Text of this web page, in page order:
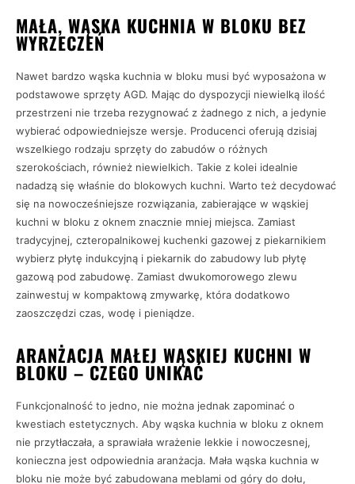
MAŁA, WĄSKA KUCHNIA W BLOKU BEZ
WYRZECZEŃ
Nawet bardzo wąska kuchnia w bloku musi być wyposażona w
podstawowe sprzęty AGD. Mając do dyspozycji niewielką ilość
przestrzeni nie trzeba rezygnować z żadnego z nich, a jedynie
wybierać odpowiedniejsze wersje. Producenci oferują dzisiaj
wszelkiego rodzaju sprzęty do zabudów o różnych
szerokościach, również niewielkich. Takie z kolei idealnie
nadadzą się właśnie do blokowych kuchni. Warto też decydować
się na nowocześniejsze rozwiązania, zabierające w wąskiej
kuchni w bloku z oknem znacznie mniej miejsca. Zamiast
tradycyjnej, czteropalnikowej kuchenki gazowej z piekarnikiem
wybierz płytę indukcyjną i piekarnik do zabudowy lub płytę
gazową pod zabudowę. Zamiast dwukomorowego zlewu
zainwestuj w kompaktową zmywarkę, która dodatkowo
zaoszczędzi czas, wodę i pieniądze.
ARANŻACJA MAŁEJ WĄSKIEJ KUCHNI W
BLOKU – CZEGO UNIKAĆ
Funkcjonalność to jedno, nie można jednak zapominać o
kwestiach estetycznych. Aby wąska kuchnia w bloku z oknem
nie przytłaczała, a sprawiała wrażenie lekkie i nowoczesnej,
konieczna jest odpowiednia aranżacja. Mała wąska kuchnia w
bloku nie może być zabudowana meblami od góry do dołu,